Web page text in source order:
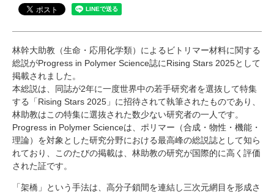
研究・教員Navi
受験生
企業・研究者
地域・一般
寄附のお願い
アクセス
キャンパスマップ お問い合わせ English 資料請求
林幹大助教（生命・応用化学類）によるビトリマー材料に関する
総説がProgress in Polymer Science誌にRising Stars 2025として
掲載されました。
本総説は、同誌が2年に一度世界中の若手研究者を選抜して特集
する「Rising Stars 2025」に招待されて執筆されたものであり、
林助教はこの特集に選抜された数少ない研究者の一人です。
Progress in Polymer Scienceは、ポリマー（合成・物性・機能・
理論）を対象とした研究分野における最高峰の総説誌として知ら
れており、このたびの掲載は、林助教の研究が国際的に高く評価
された証です。
「架橋」という手法は、高分子鎖間を連結し三次元網目を形成さ